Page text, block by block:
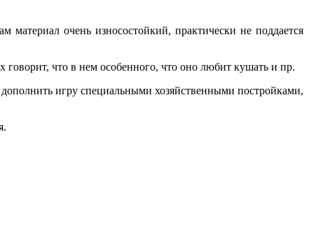
очень износостойкий, практически не поддается
что в нем особенного, что оно любит кушать и пр.
дополнить игру специальными хозяйственными постройками,